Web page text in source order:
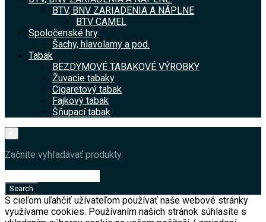
BTV, BNV ZARIADENIA A NÁPLNE
BTV CAMEL
Spoločenské hry
Šachy, hlavolamy a pod.
Tabak
BEZDYMOVÉ TABAKOVÉ VÝROBKY
Žuvacie tabaky
Cigaretový tabak
Fajkový tabak
Šňupací tabak
Začnite vyhľadávať produkty.
S cieľom uľahčiť užívateľom používať naše webové stránky
využívame cookies. Používaním našich stránok súhlasíte s